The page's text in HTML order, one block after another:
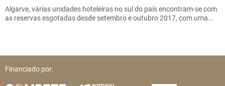
Algarve, várias unidades hoteleiras no sul do país encontram-se com
as reservas esgotadas desde setembro e outubro 2017, com uma…
Financiado por: